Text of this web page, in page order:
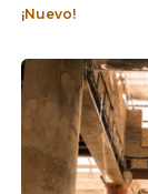
¡Nuevo!